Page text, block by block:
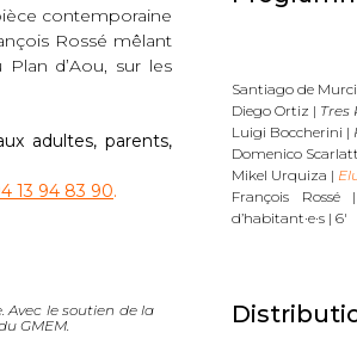
contemporaine
Rossé mêlant
d’Aou, sur les
adultes, parents,
13 94 83 90.
le soutien de la
GMEM.
Santiago de
Diego Ortiz | Tres
Luigi Boccherini |
Domenico
Mikel Urquiza |
François Rossé
d’habitant·e·s | 6′